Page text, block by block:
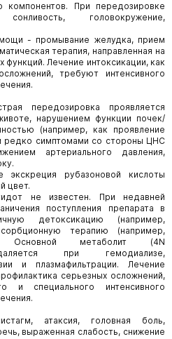
компонентов. При передозировке
головокружение,
- промывание желудка, прием
терапия, направленная на
Лечение интоксикации, как
требуют интенсивного
передозировка проявляется
нарушением функции почек/
(например, как проявление
редко симптомами со стороны ЦНС
артериального давления,
экскреция рубазоновой кислоты
цвет.
не известен. При недавней
поступления препарата в
детоксикацию (например,
терапию (например,
Основной метаболит (4N
при гемодиализе,
и плазмафильтрации. Лечение
серьезных осложнений,
и специального интенсивного
атаксия, головная боль,
выраженная слабость, снижение